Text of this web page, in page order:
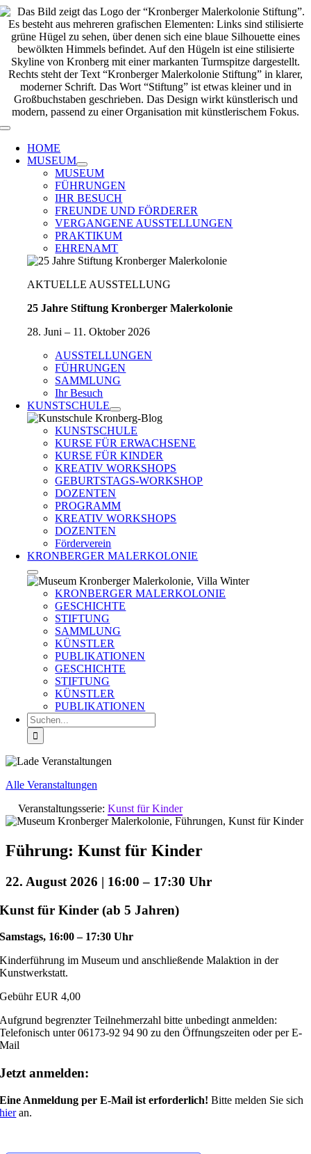
Zum
Inhalt
springen
Toggle
Navigation
HOME
MUSEUM
MUSEUM
FÜHRUNGEN
IHR BESUCH
FREUNDE UND FÖRDERER
VERGANGENE AUSSTELLUNGEN
PRAKTIKUM
EHRENAMT
AKTUELLE AUSSTELLUNG
25 Jahre Stiftung Kronberger Malerkolonie
28. Juni – 11. Oktober 2026
AUSSTELLUNGEN
FÜHRUNGEN
SAMMLUNG
Ihr Besuch
KUNSTSCHULE
KUNSTSCHULE
KURSE FÜR ERWACHSENE
KURSE FÜR KINDER
KREATIV WORKSHOPS
GEBURTSTAGS-WORKSHOP
DOZENTEN
PROGRAMM
KREATIV WORKSHOPS
DOZENTEN
Förderverein
KRONBERGER MALERKOLONIE
KRONBERGER MALERKOLONIE
GESCHICHTE
STIFTUNG
SAMMLUNG
KÜNSTLER
PUBLIKATIONEN
GESCHICHTE
STIFTUNG
KÜNSTLER
PUBLIKATIONEN
Suche
nach:
Alle Veranstaltungen
Veranstaltungsserie: Kunst für Kinder
Führung: Kunst für Kinder
22. August 2026 | 16:00 – 17:30
Kunst für Kinder (ab 5 Jahren)
Samstags, 16:00 – 17:30 Uhr
Kinderführung im Museum und anschließende Malaktion in der
Kunstwerkstatt.
Gebühr EUR 4,00
Aufgrund begrenzter Teilnehmerzahl bitte unbedingt anmelden:
Telefonisch unter 06173-92 94 90 zu den Öffnungszeiten oder per E-
Mail
Jetzt anmelden:
Eine Anmeldung per E-Mail ist erforderlich! Bitte melden Sie sich
hieran.